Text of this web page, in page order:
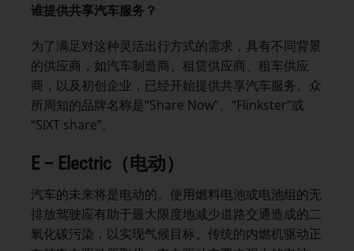
谁提供共享汽车服务？
为了满足对这种灵活出行方式的需求，具有不同背景
的供应商，如汽车制造商、租赁供应商、租车供应
商，以及初创企业，已经开始提供共享汽车服务。众
所周知的品牌名称是“Share Now”、“Flinkster”或
“SIXT share”。
E – Electric（电动）
汽车的未来将是电动的。使用燃料电池或电池组的无
排放驾驶应有助于最大限度地减少道路交通造成的二
氧化碳污染，以实现气候目标。传统的内燃机驱动正